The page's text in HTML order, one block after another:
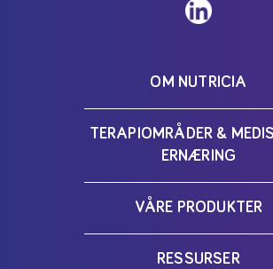
OM NUTRICIA
TERAPIOMRÅDER &
ERNÆRING
VÅRE PRODUKTER
RESSURSER